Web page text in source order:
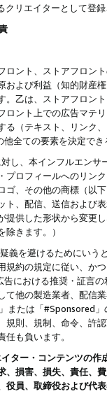
クリエイターとして登
ント、ストアフロン
よび利益（知的財産
乙は、ストアフロン
ロント上での広告マテ
る（テキスト、リンク
他全ての要素を決定で
、本インフルエンサ
ロフィールへのリン
ゴ、その他の商標（以
、配信、送信および
供した形状から変更
きます。）
を避けるためにいう
規約の規定に従い、か
における推奨・証言
て他の製造業者、配信
または「#Sponsored
規則、規制、命令、許
も負います。
ター・コンテンツの
、損害、損失、責任、
役員、取締役および代